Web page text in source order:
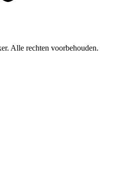
Alle rechten voorbehouden.